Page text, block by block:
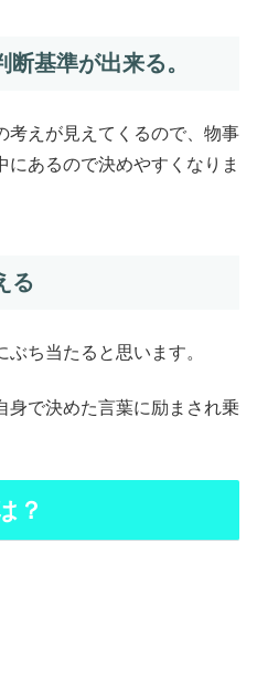
基準が出来る。
考えが見えてくるので、物事
あるので決めやすくなりま
る
ち当たると思います。
身で決めた言葉に励まされ乗
？